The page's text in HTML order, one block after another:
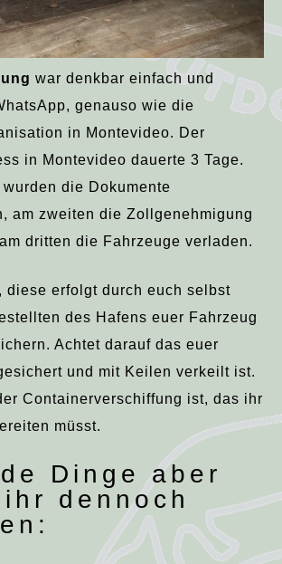
war denkbar einfach und
genauso wie die
in Montevideo. Der
in Montevideo dauerte 3 Tage.
die Dokumente
am zweiten die Zollgenehmigung
dritten die Fahrzeuge verladen.
diese erfolgt durch euch selbst
des Hafens euer Fahrzeug
Achtet darauf das euer
und mit Keilen verkeilt ist.
Containerverschiffung ist, das ihr
müsst.
Dinge aber
dennoch